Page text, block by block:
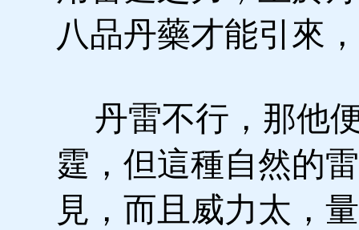
八品丹藥才能引來
丹雷不行，那他
霆，但這種自然的
見，而且威力太，